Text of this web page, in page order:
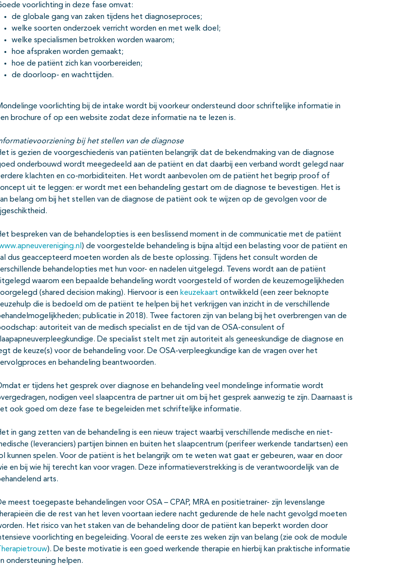
voorlichting in deze fase omvat:
de globale gang van zaken tijdens het diagnoseproces;
welke soorten onderzoek verricht worden en met welk doel;
welke specialismen betrokken worden waarom;
hoe afspraken worden gemaakt;
hoe de patiënt zich kan voorbereiden;
de doorloop- en wachttijden.
voorlichting bij de intake wordt bij voorkeur ondersteund door schriftelijke informatie in
brochure of op een website zodat deze informatie na te lezen is.
bij het stellen van de diagnose
is gezien de voorgeschiedenis van patiënten belangrijk dat de bekendmaking van de diagnose
onderbouwd wordt meegedeeld aan de patiënt en dat daarbij een verband wordt gelegd naar
klachten en co-morbiditeiten. Het wordt aanbevolen om de patiënt het begrip proof of
uit te leggen: er wordt met een behandeling gestart om de diagnose te bevestigen. Het is
belang om bij het stellen van de diagnose de patiënt ook te wijzen op de gevolgen voor de
bespreken van de behandelopties is een beslissend moment in de communicatie met de patiënt
) de voorgestelde behandeling is bijna altijd een belasting voor de patiënt en
dus geaccepteerd moeten worden als de beste oplossing. Tijdens het consult worden de
behandelopties met hun voor- en nadelen uitgelegd. Tevens wordt aan de patiënt
waarom een bepaalde behandeling wordt voorgesteld of worden de keuzemogelijkheden
(shared decision making). Hiervoor is een keuzekaart ontwikkeld (een zeer beknopte
die is bedoeld om de patiënt te helpen bij het verkrijgen van inzicht in de verschillende
publicatie in 2018). Twee factoren zijn van belang bij het overbrengen van de
autoriteit van de medisch specialist en de tijd van de OSA-consulent of
De specialist stelt met zijn autoriteit als geneeskundige de diagnose en
de keuze(s) voor de behandeling voor. De OSA-verpleegkundige kan de vragen over het
en behandeling beantwoorden.
er tijdens het gesprek over diagnose en behandeling veel mondelinge informatie wordt
nodigen veel slaapcentra de partner uit om bij het gesprek aanwezig te zijn. Daarnaast is
ook goed om deze fase te begeleiden met schriftelijke informatie.
in gang zetten van de behandeling is een nieuw traject waarbij verschillende medische en niet-
(leveranciers) partijen binnen en buiten het slaapcentrum (perifeer werkende tandartsen) een
kunnen spelen. Voor de patiënt is het belangrijk om te weten wat gaat er gebeuren, waar en door
en bij wie hij terecht kan voor vragen. Deze informatieverstrekking is de verantwoordelijk van de
arts.
meest toegepaste behandelingen voor OSA – CPAP, MRA en positietrainer- zijn levenslange
die de rest van het leven voortaan iedere nacht gedurende de hele nacht gevolgd moeten
Het risico van het staken van de behandeling door de patiënt kan beperkt worden door
voorlichting en begeleiding. Vooral de eerste zes weken zijn van belang (zie ook de module
). De beste motivatie is een goed werkende therapie en hierbij kan praktische informatie
ondersteuning helpen.